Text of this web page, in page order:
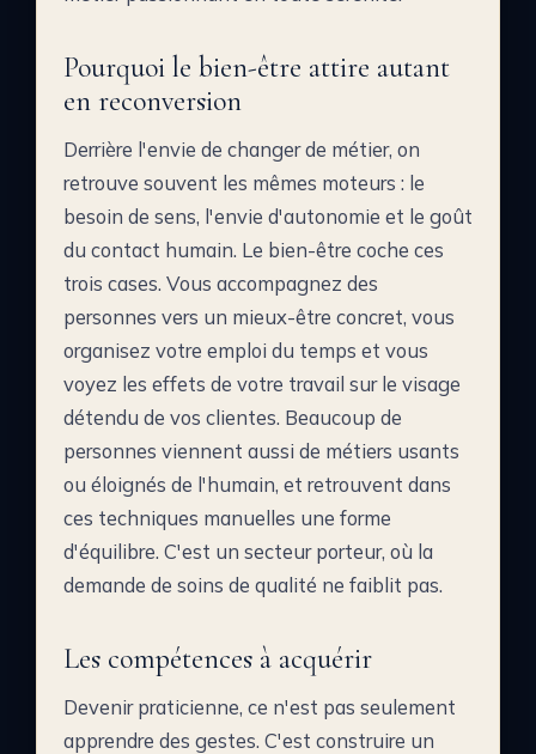
Pourquoi le bien-être attire autant
en reconversion
Derrière l'envie de changer de métier, on
retrouve souvent les mêmes moteurs : le
besoin de sens, l'envie d'autonomie et le goût
du contact humain. Le bien-être coche ces
trois cases. Vous accompagnez des
personnes vers un mieux-être concret, vous
organisez votre emploi du temps et vous
voyez les effets de votre travail sur le visage
détendu de vos clientes. Beaucoup de
personnes viennent aussi de métiers usants
ou éloignés de l'humain, et retrouvent dans
ces techniques manuelles une forme
d'équilibre. C'est un secteur porteur, où la
demande de soins de qualité ne faiblit pas.
Les compétences à acquérir
Devenir praticienne, ce n'est pas seulement
apprendre des gestes. C'est construire un